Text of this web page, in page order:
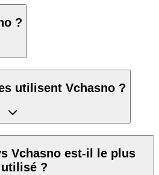
?
utilisent Vchasno ?
Vchasno est-il le plus
utilisé ?